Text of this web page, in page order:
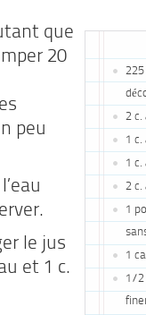
2 c.
1 c.
1 c.
2 c.
1
1
1/2
que
20
peu
le jus
et 1 c.